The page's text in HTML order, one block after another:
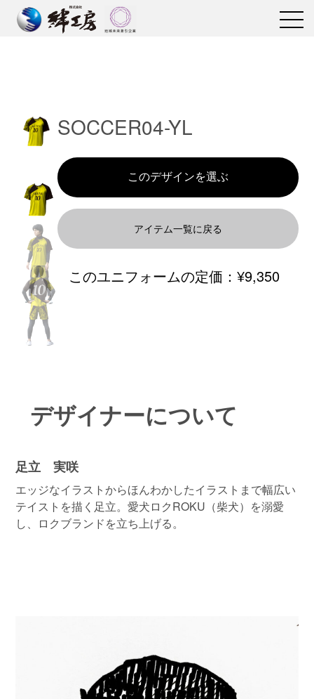
SOCCER04-YL
アイテム一覧に戻る
このユニフォームの定価：¥9,350
デザイナーについて
足立 実咲
エッジなイラストからほんわかしたイラストまで幅広い
テイストを描く足立。愛犬ロクROKU（柴犬）を溺愛
し、ロクブランドを立ち上げる。